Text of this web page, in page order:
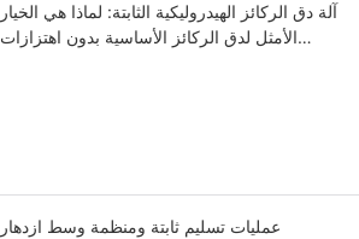
آلة دق الركائز الهيدروليكية الثابتة: لماذا هي الخيار
الأمثل لدق الركائز الأساسية بدون اهتزازات
عمليات تسليم ثابتة ومنظمة وسط ازدهار